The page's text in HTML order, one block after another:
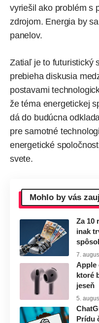
vyriešil ako problém s
zdrojom. Energia by
panelov.
Zatiaľ je to futuristický
prebieha diskusia
postavami
že téma energetickej
dá do budúcna
pre samotné
energetické
svete.
Mohlo by vás
Za 10
inak
7.
Apple
ktoré
jeseň
5.
Prídu